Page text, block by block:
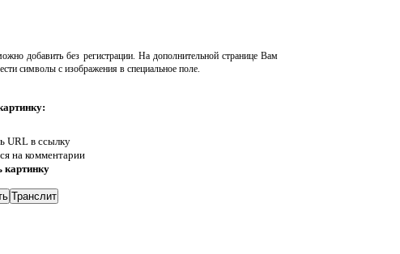
добавить без регистрации. На дополнительной странице Вам
символы с изображения в специальное поле.
URL в ссылку
на комментарии
картинку